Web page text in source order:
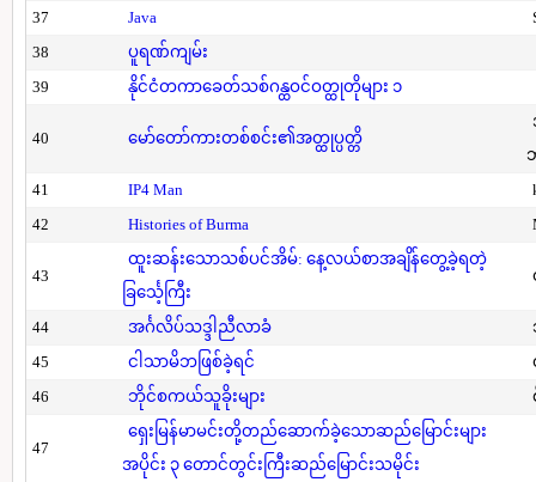
37
Java
38
ပူရဏ်ကျမ်း
39
နိုင်ငံတကာခေတ်သစ်ဂန္ထဝင်ဝတ္ထုတိုများ ၁
40 မော်တော်ကားတစ်စင်း၏အတ္ထုပ္ပတ္တိ
41
IP4 Man
42
Histories of Burma
43
ထူးဆန်းသောသစ်ပင်အိမ်: နေ့လယ်စာအချိန်တွေ့ခဲ့ရတဲ့
ခြင်္သေ့ကြီး
44 အင်္ဂလိပ်သဒ္ဒါညီလာခံ
45
ငါသာမိဘဖြစ်ခဲ့ရင်
46
ဘိုင်စကယ်သူခိုးများ
47
ရှေးမြန်မာမင်းတို့တည်ဆောက်ခဲ့သောဆည်မြောင်းများ
အပိုင်း ၃ တောင်တွင်းကြီးဆည်မြောင်းသမိုင်း